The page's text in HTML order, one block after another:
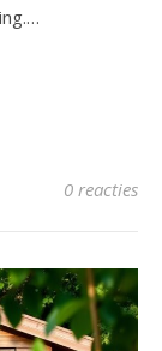
0 reacties